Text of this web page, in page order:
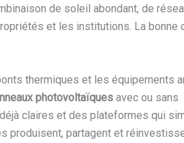
de soleil abondant, de
et les institutions. La bonne
thermiques et les équipements
photovoltaïques avec ou sans
claires et des plateformes qui
produisent, partagent et